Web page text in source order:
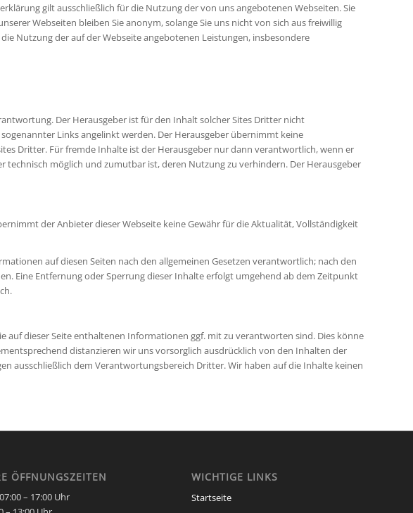
gilt ausschließlich für die Nutzung der von uns angebotenen Webseiten. Sie
Webseiten bleiben Sie anonym, solange Sie uns nicht von sich aus freiwillig
Nutzung der auf der Webseite angebotenen Leistungen, insbesondere
Der Herausgeber ist für den Inhalt solcher Sites Dritter nicht
Links angelinkt werden. Der Herausgeber übernimmt keine
Dritter. Für fremde Inhalte ist der Herausgeber nur dann verantwortlich, wenn er
möglich und zumutbar ist, deren Nutzung zu verhindern. Der Herausgeber
der Anbieter dieser Webseite keine Gewähr für die Aktualität, Vollständigkeit
auf diesen Seiten nach den allgemeinen Gesetzen verantwortlich; nach den
Eine Entfernung oder Sperrung dieser Inhalte erfolgt umgehend ab dem Zeitpunkt
auf dieser Seite enthaltenen Informationen ggf. mit zu verantworten sind. Dies könne
distanzieren wir uns vorsorglich ausdrücklich von den Inhalten der
ausschließlich dem Verantwortungsbereich Dritter. Wir haben auf die Inhalte keinen
ÖFFNUNGSZEITEN
– 17:00 Uhr
WICHTIGE LINKS
Startseite